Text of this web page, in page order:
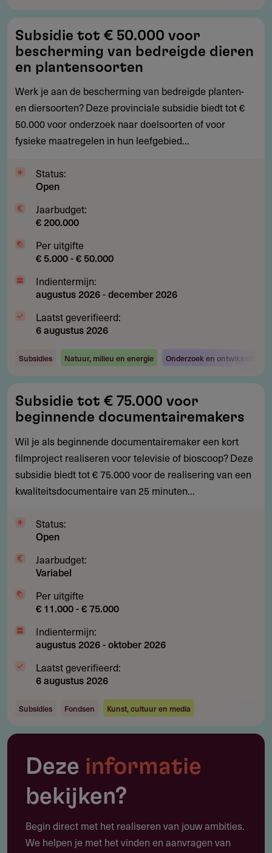
tot
€
50.000
voor
bescherming
van
bedreigde
en
plantensoorten
Subsidie tot € 50.000 voor
bescherming van bedreigde dieren
en plantensoorten
Werk je aan de bescherming van bedreigde planten-
en diersoorten? Deze provinciale subsidie biedt tot €
50.000 voor onderzoek naar doelsoorten of voor
fysieke maatregelen in hun leefgebied...
Status:
Open
Jaarbudget:
€ 200.000
Per uitgifte
€ 5.000 - € 50.000
Indientermijn:
augustus 2026-december 2026
Laatst geverifieerd:
6 augustus 2026
Subsidies Natuur, milieu en energie Onderzoek en ontwikkeling
tot
€
75.000
voor
beginnende
documentairemakers
Subsidie tot € 75.000 voor
beginnende documentairemakers
Wil je als beginnende documentairemaker een kort
filmproject realiseren voor televisie of bioscoop? Deze
subsidie biedt tot € 75.000 voor de realisering van een
kwaliteitsdocumentaire van 25 minuten...
Status:
Open
Jaarbudget:
Variabel
Per uitgifte
€ 11.000 - € 75.000
Indientermijn:
augustus 2026-oktober 2026
Laatst geverifieerd:
6 augustus 2026
Subsidies Fondsen Kunst, cultuur en media
Deze informatie
bekijken?
Begin direct met het realiseren van jouw ambities.
We helpen je met het vinden en aanvragen van